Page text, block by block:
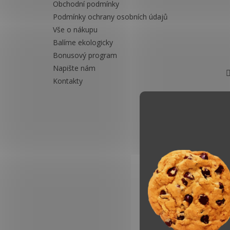
Obchodní podmínky
Podmínky ochrany osobních údajů
Vše o nákupu
Balíme ekologicky
Bonusový program
Napište nám
Kontakty